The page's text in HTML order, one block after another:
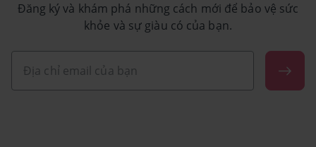
Đăng ký và khám phá những cách mới để bảo vệ sức
khỏe và sự giàu có của bạn.